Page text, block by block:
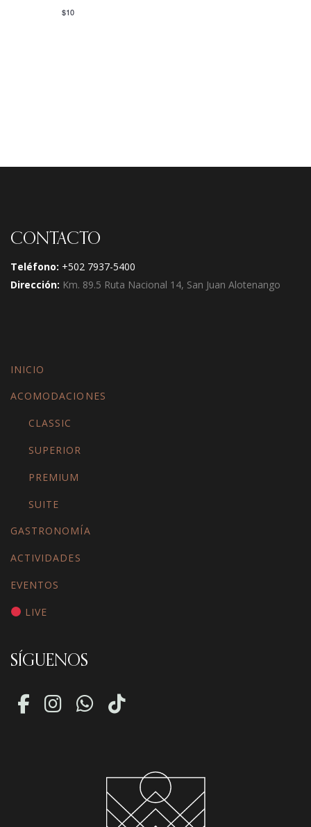
$10
CONTACTO
Teléfono: +502 7937-5400
Dirección: Km. 89.5 Ruta Nacional 14, San Juan Alotenango
INICIO
ACOMODACIONES
CLASSIC
SUPERIOR
PREMIUM
SUITE
GASTRONOMÍA
ACTIVIDADES
EVENTOS
LIVE
SÍGUENOS